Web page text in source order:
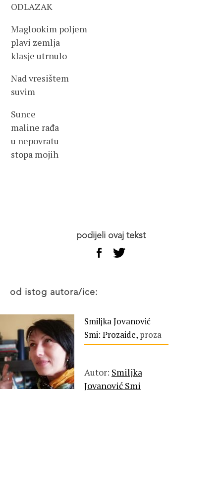
ODLAZAK
Maglookim poljem
plavi zemlja
klasje utrnulo
Nad vresištem
suvim
Sunce
maline rađa
u nepovratu
stopa mojih
podijeli ovaj tekst
od istog autora/ice:
Smiljka Jovanović
Smi: Prozaide, proza
Autor: Smiljka
Jovanović Smi